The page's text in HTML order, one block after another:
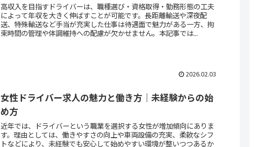
高収入を目指すドライバーは、職種選び・資格取得・勤務形態の工夫
によって年収を大きく伸ばすことが可能です。長距離輸送や深夜配
送、特殊輸送など手当が充実した仕事は待遇面で魅力がある一方、拘
束時間の管理や体調維持への配慮が欠かせません。本記事では...
2026.02.03
女性ドライバー求人の魅力と働き方｜未経験からの始
め方
近年では、ドライバーという職業を選択する女性が増加傾向にありま
す。理由としては、働きやすさの向上や車両設備の充実、柔軟なシフ
トなどにより、未経験でも安心して始めやすい環境が整いつつあるか